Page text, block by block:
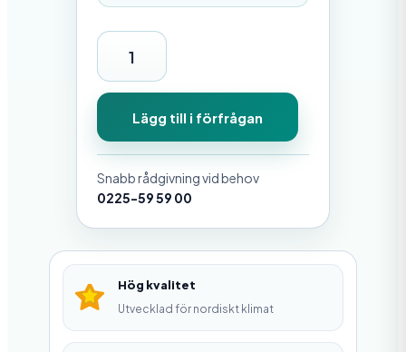
F
ö
r
b
u
d
o
g
å
Lägg till i förfrågan
Snabb rådgivning vid behov
0225-59 59 00
Hög kvalitet
Utvecklad för nordiskt klimat